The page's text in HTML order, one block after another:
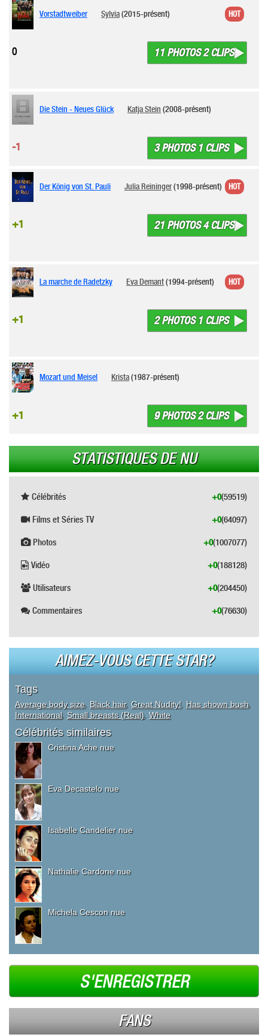
Vorstadtweiber Sylvia(2015-présent)
11 PHOTOS 2 CLIPS
0
HOT
Die Stein - Neues Glück Katja Stein (2008-présent)
3 PHOTOS 1 CLIPS
-1
Der König von St. Pauli Julia Reininger(1998-présent)
21 PHOTOS 4 CLIPS
+1
HOT
La marche de Radetzky Eva Demant(1994-présent)
2 PHOTOS 1 CLIPS
+1
HOT
Mozart und Meisel Krista(1987-présent)
9 PHOTOS 2 CLIPS
+1
STATISTIQUES DE NU
Célébrités (59519)
+0
Films et Séries TV (64097)
+0
Photos (1007077)
+0
Vidéo (188128)
+0
Utilisateurs (204450)
+0
Commentaires (76630)
+0
AIMEZ-VOUS CETTE STAR?
Tags
Average body size, Black hair, Great Nudity!, Has shown bush,
International, Small breasts (Real), White
Célébrités similaires
Cristina Ache nue
Eva Decastelo nue
Isabelle Candelier nue
Nathalie Cardone nue
Michela Cescon nue
S'ENREGISTRER
FANS